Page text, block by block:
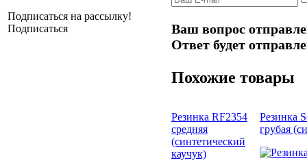
Подписаться на рассылку!
Подписаться
Ваш вопрос
Ответ будет
Похожие товары
Резинка RF2354
средняя
(синтетический
каучук)
Резинка
грубая